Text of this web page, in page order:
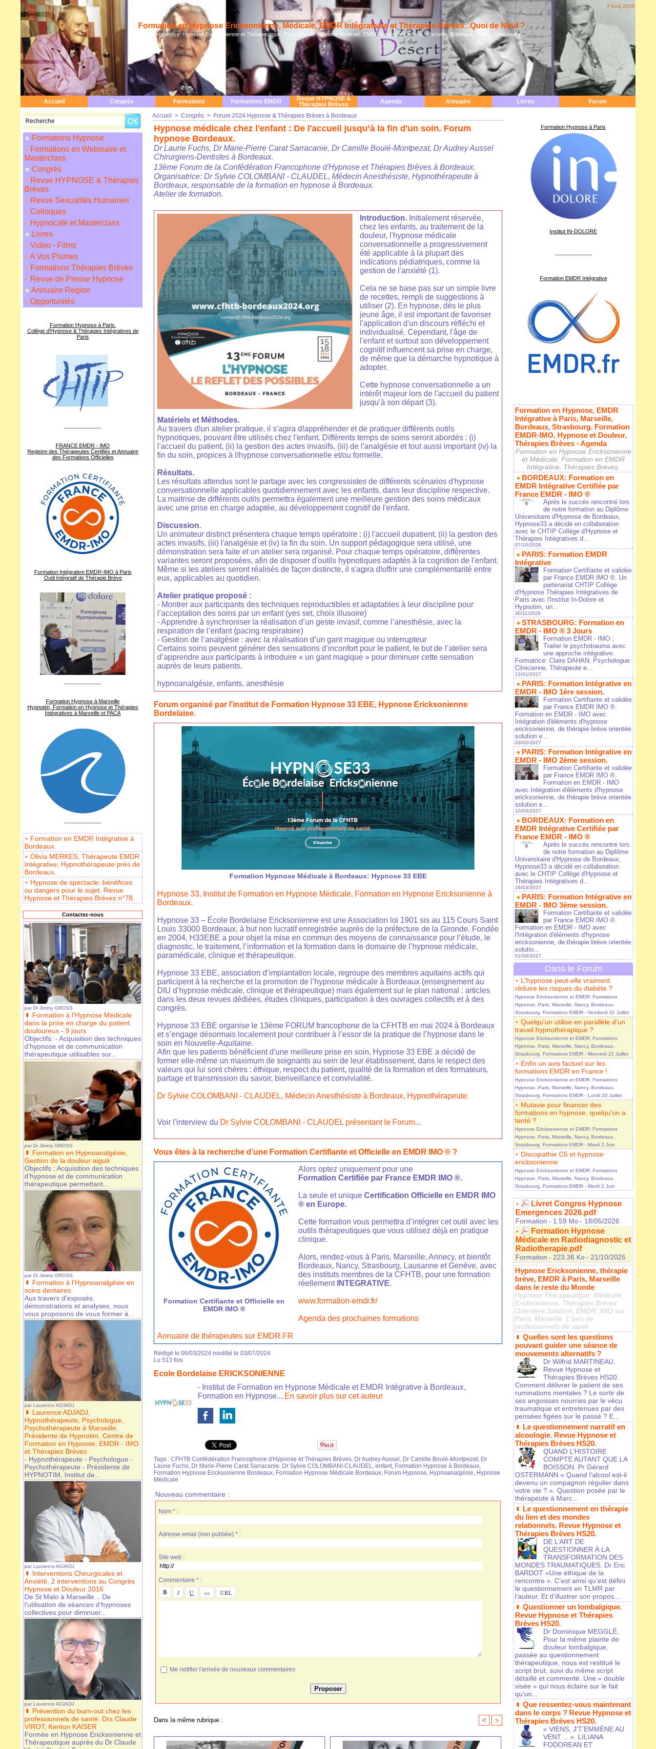
7 Août 2026
Formation en Hypnose Ericksonienne, Médicale, EMDR Intégratives et Thérapies Brèves...Quoi de Neuf ?
Hypnothérapeutes: Hypnose Ericksonienne et Thérapeutique. Formation en Hypnose Médicale, EMDR Intégrative à Paris, Marseille, Bordeaux, Nancy, Strasbourg
Accueil Congrès Formations Formations EMDR
Revue HYPNOSE &
Thérapies Brèves
Agenda Annuaire Livres Forum
Formations Hypnose
Formations en Webinaire et
Masterclass
Congrès
Revue HYPNOSE & Thérapies
Brèves
Revue Sexualités Humaines
Colloques
Hypnocafé et Masterclass
Livres
Video - Films
A Vos Plumes
Formations Thérapies Brèves
Revue de Presse Hypnose
Annuaire Region
Opportunités
Formation Hypnose à Paris.
Collège d'Hypnose & Thérapies Intégratives de
Paris
-------------------
FRANCE EMDR - IMO
Registre des Thérapeutes Certifiés et Annuaire
des Formations Officielles
Formation Intégrative EMDR-IMO à Paris
Outil Intégratif de Thérapie Brève
-------------------
Formation Hypnose à Marseille
Hypnotim, Formation en Hypnose et Thérapies
Intégratives à Marseille et PACA
-------------------
Formation en EMDR Intégrative à
Bordeaux.
Olivia MERKES, Thérapeute EMDR
Intégrative, Hypnothérapeute près de
Bordeaux.
Hypnose de spectacle: bénéfices
ou dangers pour le sujet. Revue
Hypnose et Thérapies Brèves n°78.
Contactez-nous
par Dr Jimmy GROSS
Formation à l’Hypnose Médicale
dans la prise en charge du patient
douloureux - 9 jours
Objectifs: - Acquisition des techniques
d’hypnose et de communication
thérapeutique utilisables sur...
par Dr Jimmy GROSS
Formation en Hypnoanalgésie,
Gestion de la douleur aiguë
Objectifs : Acquisition des techniques
d’hypnose et de communication
thérapeutique permettant...
par Dr Jimmy GROSS
Formation à l’Hypnoanalgésie en
soins dentaires
Aux travers d'exposés,
démonstrations et analyses, nous
vous proposons de vous former à...
par Laurence ADJADJ
Laurence ADJADJ,
Hypnothérapeute, Psychologue,
Psychothérapeute à Marseille.
Présidente de Hypnotim, Centre de
Formation en Hypnose, EMDR - IMO
et Thérapies Brèves
- Hypnothérapeute - Psychologue -
Psychothérapeute - Présidente de
HYPNOTIM, Institut de...
par Laurence ADJADJ
Interventions Chirurgicales et
Anxiété. 2 interventions au Congrès
Hypnose et Douleur 2016
De St Malo à Marseille... De
l'utilisation de séances d'hypnoses
collectives pour diminuer...
par Laurence ADJADJ
Prévention du burn-out chez les
professionnels de santé. Drs Claude
VIROT, Kenton KAISER
Formée en Hypnose Ericksonienne et
Thérapeutique auprès du Dr Claude
Accueil > Congrès > Forum 2024 Hypnose & Thérapies Brèves à Bordeaux
Hypnose médicale chez l'enfant : De l'accueil jusqu’à la fin d'un soin. Forum
hypnose Bordeaux.
Dr Laurie Fuchs, Dr Marie-Pierre Carat Sarracanie, Dr Camille Boulé-Montpezat, Dr Audrey Aussel
Chirurgiens-Dentistes à Bordeaux.
13ème Forum de la Confédération Francophone d'Hypnose et Thérapies Brèves à Bordeaux.
Organisatrice: Dr Sylvie COLOMBANI - CLAUDEL, Médecin Anesthésiste, Hypnothérapeute à
Bordeaux, responsable de la formation en hypnose à Bordeaux.
Atelier de formation.
Introduction. Initialement réservée,
chez les enfants, au traitement de la
douleur, l'hypnose médicale
conversationnelle a progressivement
été applicable à la plupart des
indications pédiatriques, comme la
gestion de l'anxiété (1).
Cela ne se base pas sur un simple livre
de recettes, rempli de suggestions à
utiliser (2). En hypnose, dès le plus
jeune âge, il est important de favoriser
l'application d'un discours réfléchi et
individualisé. Cependant, l'âge de
l'enfant et surtout son développement
cognitif influencent sa prise en charge,
de même que la démarche hypnotique à
adopter.
Cette hypnose conversationnelle a un
intérêt majeur lors de l'accueil du patient
jusqu’à son départ (3).
Matériels et Méthodes.
Au travers d!un atelier pratique, il s'agira d!appréhender et de pratiquer différents outils
hypnotiques, pouvant être utilisés chez l'enfant. Différents temps de soins seront abordés : (i)
l'accueil du patient, (ii) la gestion des actes invasifs, (iii) de l'analgésie et tout aussi important (iv) la
fin du soin, propices à l!hypnose conversationnelle et/ou formelle.
Résultats.
Les résultats attendus sont le partage avec les congressistes de différents scénarios d'hypnose
conversationnelle applicables quotidiennement avec les enfants, dans leur discipline respective.
La maitrise de différents outils permettra également une meilleure gestion des soins médicaux
avec une prise en charge adaptée, au développement cognitif de l'enfant.
Discussion.
Un animateur distinct présentera chaque temps opératoire : (i) l'accueil dupatient, (ii) la gestion des
actes invasifs, (iii) l'analgésie et (iv) la fin du soin. Un support pédagogique sera utilisé, une
démonstration sera faite et un atelier sera organisé. Pour chaque temps opératoire, différentes
variantes seront proposées, afin de disposer d'outils hypnotiques adaptés à la cognition de l'enfant.
Même si les ateliers seront réalisés de façon distincte, il s'agira d!offrir une complémentarité entre
eux, applicables au quotidien.
Atelier pratique proposé :
- Montrer aux participants des techniques reproductibles et adaptables à leur discipline pour
l’acceptation des soins par un enfant (yes set, choix illusoire)
- Apprendre à synchroniser la réalisation d’un geste invasif, comme l’anesthésie, avec la
respiration de l’enfant (pacing respiratoire)
- Gestion de l’analgésie : avec la réalisation d’un gant magique ou interrupteur
Certains soins peuvent générer des sensations d’inconfort pour le patient, le but de l’atelier sera
d’apprendre aux participants à introduire « un gant magique » pour diminuer cette sensation
auprès de leurs patients.
hypnoanalgésie, enfants, anesthésie
Forum organisé par l'institut de Formation Hypnose 33 EBE, Hypnose Ericksonienne
Bordelaise.
Formation Hypnose Médicale à Bordeaux: Hypnose 33 EBE
Hypnose 33, Institut de Formation en Hypnose Médicale, Formation en Hypnose Ericksonienne à
Bordeaux.
Hypnose 33 – École Bordelaise Ericksonienne est une Association loi 1901 sis au 115 Cours Saint
Louis 33000 Bordeaux, à but non lucratif enregistrée auprès de la préfecture de la Gironde. Fondée
en 2004, H33EBE a pour objet la mise en commun des moyens de connaissance pour l’étude, le
diagnostic, le traitement, l’information et la formation dans le domaine de l’hypnose médicale,
paramédicale, clinique et thérapeutique.
Hypnose 33 EBE, association d’implantation locale, regroupe des membres aquitains actifs qui
participent à la recherche et la promotion de l’hypnose médicale à Bordeaux (enseignement au
DIU d’hypnose médicale, clinique et thérapeutique) mais également sur le plan national : articles
dans les deux revues dédiées, études cliniques, participation à des ouvrages collectifs et à des
congrès.
Hypnose 33 EBE organise le 13ème FORUM francophone de la CFHTB en mai 2024 à Bordeaux
et s’engage désormais localement pour contribuer à l’essor de la pratique de l’hypnose dans le
soin en Nouvelle-Aquitaine.
Afin que les patients bénéficient d'une meilleure prise en soin, Hypnose 33 EBE a décidé de
former elle-même un maximum de soignants au sein de leur établissement, dans le respect des
valeurs qui lui sont chères : éthique, respect du patient, qualité de la formation et des formateurs,
partage et transmission du savoir, bienveillance et convivialité.
Dr Sylvie COLOMBANI - CLAUDEL, Médecin Anesthésiste à Bordeaux, Hypnothérapeute.
Voir l'interview du Dr Sylvie COLOMBANI - CLAUDEL présentant le Forum...
Vous êtes à la recherche d’une Formation Certifiante et Officielle en EMDR IMO ® ?
Formation Certifiante et Officielle en
EMDR IMO ®
Alors optez uniquement pour une
Formation Certifiée par France EMDR IMO ®.
La seule et unique Certification Officielle en EMDR IMO
® en Europe.
Cette formation vous permettra d’intégrer cet outil avec les
outils thérapeutiques que vous utilisez déjà en pratique
clinique.
Alors, rendez-vous à Paris, Marseille, Annecy, et bientôt
Bordeaux, Nancy, Strasbourg, Lausanne et Genève, avec
des instituts membres de la CFHTB, pour une formation
réellement INTEGRATIVE.
www.formation-emdr.fr/
Agenda des prochaines formations
Annuaire de thérapeutes sur EMDR.FR
Rédigé le 06/03/2024 modifié le 03/07/2024
Lu 513 fois
Ecole Bordelaise ERICKSONIENNE
- Institut de Formation en Hypnose Médicale et EMDR Intégrative à Bordeaux,
Formation en Hypnose... En savoir plus sur cet auteur
Tags : CFHTB Confédération Francophone d'Hypnose et Thérapies Brèves, Dr Audrey Aussel , Dr Camille Boulé-Montpezat, Dr
Laurie Fuchs, Dr Marie-Pierre Carat Sarracanie, Dr Sylvie COLOMBANI-CLAUDEL, enfant, Formation Hypnose à Bordeaux,
Formation Hypnose Ericksonienne Bordeaux, Formation Hypnose Médicale Bordeaux, Forum Hypnose, Hypnoanalgésie, Hypnose
Médicale
Nouveau commentaire :
Nom * :
Adresse email (non publiée) * :
Site web :
Commentaire * :
Me notifier l'arrivée de nouveaux commentaires
Dans la même rubrique : < >
Formation Hypnose à Paris
Institut IN-DOLORE
-------------------
Formation EMDR Intégrative
Formation en Hypnose, EMDR
Intégrative à Paris, Marseille,
Bordeaux, Strasbourg. Formation
EMDR-IMO, Hypnose et Douleur,
Thérapies Brèves - Agenda
Formation en Hypnose Ericksonienne
et Médicale. Formation en EMDR
Intégrative, Thérapies Brèves.
BORDEAUX: Formation en
EMDR Intégrative Certifiée par
France EMDR - IMO ®
Après le succès rencontré lors
de notre formation au Diplôme
Universitaire d'Hypnose de Bordeaux,
Hypnose33 a décidé en collaboration
avec le CHTIP Collège d'Hypnose et
Thérapies Intégratives d...
07/10/2026
PARIS: Formation EMDR
Intégrative
Formation Certifiante et validée
par France EMDR IMO ®. Un
partenariat CHTIP Collège
d'Hypnose Thérapies Intégratives de
Paris avec l'Institut In-Dolore et
Hypnotim, un...
30/11/2026
STRASBOURG: Formation en
EMDR - IMO ® 3 Jours
Formation EMDR - IMO :
Traiter le psychotrauma avec
une approche intégrative.
Formatrice: Claire DAHAN, Psychologue
Clinicienne, Thérapeute e...
12/01/2027
PARIS: Formation Intégrative en
EMDR - IMO 1ère session.
Formation Certifiante et validée
par France EMDR IMO ®.
Formation en EMDR - IMO avec
Intégration d'éléments d'hypnose
ericksonienne, de thérapie brève orientée
solution e...
03/02/2027
PARIS: Formation Intégrative en
EMDR - IMO 2ème session.
Formation Certifiante et validée
par France EMDR IMO ®.
Formation en EMDR - IMO
avec Intégration d'éléments d'hypnose
ericksonienne, de thérapie brève orientée
solution e...
10/03/2027
BORDEAUX: Formation en
EMDR Intégrative Certifiée par
France EMDR - IMO ®
Après le succès rencontré lors
de notre formation au Diplôme
Universitaire d'Hypnose de Bordeaux,
Hypnose33 a décidé en collaboration
avec le CHTIP Collège d'Hypnose et
Thérapies Intégratives d...
16/03/2027
PARIS: Formation Intégrative en
EMDR - IMO 3ème session.
Formation Certifiante et validée
par France EMDR IMO ®.
Formation en EMDR - IMO avec
l'Intégration d'éléments d'hypnose
ericksonienne, de thérapie brève orientée
solutio...
01/04/2027
Dans le Forum
L'hypnose peut-elle vraiment
réduire les risques du diabète ?
Hypnose Ericksonienne et EMDR: Formations
Hypnose, Paris, Marseille, Nancy, Bordeaux,
Strasbourg. Formations EMDR - Vendredi 31 Juillet
Quelqu'un utilise en parallèle d'un
travail hypnothérapique ?
Hypnose Ericksonienne et EMDR: Formations
Hypnose, Paris, Marseille, Nancy, Bordeaux,
Strasbourg. Formations EMDR - Mercredi 22 Juillet
Enfin un avis factuel sur les
formations EMDR en France !
Hypnose Ericksonienne et EMDR: Formations
Hypnose, Paris, Marseille, Nancy, Bordeaux,
Strasbourg. Formations EMDR - Lundi 20 Juillet
Mutavie pour financer des
formations en hypnose, quelqu'un a
tenté ?
Hypnose Ericksonienne et EMDR: Formations
Hypnose, Paris, Marseille, Nancy, Bordeaux,
Strasbourg. Formations EMDR - Mardi 2 Juin
Discopathie C5 et hypnose
ericksonienne
Hypnose Ericksonienne et EMDR: Formations
Hypnose, Paris, Marseille, Nancy, Bordeaux,
Strasbourg. Formations EMDR - Mardi 2 Juin
Livret Congres Hypnose
Emergences 2026.pdf
Formation - 1.59 Mo- 18/05/2026
Formation Hypnose
Médicale en Radiodiagnostic et
Radiotherapie.pdf
Formation - 223.36 Ko- 21/10/2025
Hypnose Ericksonienne, thérapie
brève, EMDR à Paris, Marseille
dans le reste du Monde
Hypnose Thérapeutique, Médicale,
Ericksonienne, Thérapies Brèves
Orientées Solution, EMDR, IMO sur
Paris, Marseille. L'avis de
professionnels de santé
Quelles sont les questions
pouvant guider une séance de
mouvements alternatifs ?
Dr Wilfrid MARTINEAU.
Revue Hypnose et
Thérapies Brèves HS20.
Comment délivrer le patient de ses
ruminations mentales ? Le sortir de
ses angoisses nourries par le vécu
traumatique et entretenues par des
pensées figées sur le passé ? E...
Le questionnement narratif en
alcoologie. Revue Hypnose et
Thérapies Brèves HS20.
QUAND L’HISTOIRE
COMPTE AUTANT QUE LA
BOISSON. Pr Gérard
OSTERMANN « Quand l’alcool est-il
devenu un compagnon régulier dans
votre vie ? ». Question posée par le
thérapeute à Marc...
Le questionnement en thérapie
du lien et des mondes
relationnels. Revue Hypnose et
Thérapies Brèves HS20.
DE L’ART DE
QUESTIONNER À LA
TRANSFORMATION DES
MONDES TRAUMATIQUES. Dr Eric
BARDOT «Une éthique de la
rencontre ». C’est ainsi qu’est défini
le questionnement en TLMR par
l’auteur. Et d’illustrer son propos...
Questionner un lombalgique.
Revue Hypnose et Thérapies
Brèves HS20.
Dr Dominique MEGGLÉ.
Pour la même plainte de
douleur lombalgique,
passée au questionnement
thérapeutique, nous est restitué le
script brut, suivi du même script
détaillé et commenté. Une « double
visée » qui nous éclaire sur le fait
qu’un...
Que ressentez-vous maintenant
dans le corps ? Revue Hypnose et
Thérapies Brèves HS20.
« VIENS, J’T’EMMÈNE AU
VENT… ». LILIANA
FODOREAN ET